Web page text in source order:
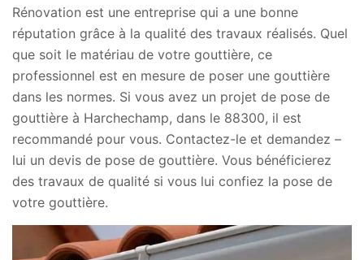
Rénovation est une entreprise qui a une bonne
réputation grâce à la qualité des travaux réalisés. Quel
que soit le matériau de votre gouttière, ce
professionnel est en mesure de poser une gouttière
dans les normes. Si vous avez un projet de pose de
gouttière à Harchechamp, dans le 88300, il est
recommandé pour vous. Contactez-le et demandez –
lui un devis de pose de gouttière. Vous bénéficierez
des travaux de qualité si vous lui confiez la pose de
votre gouttière.